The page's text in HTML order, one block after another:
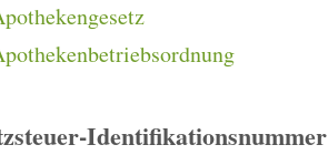
Identifikationsnummer